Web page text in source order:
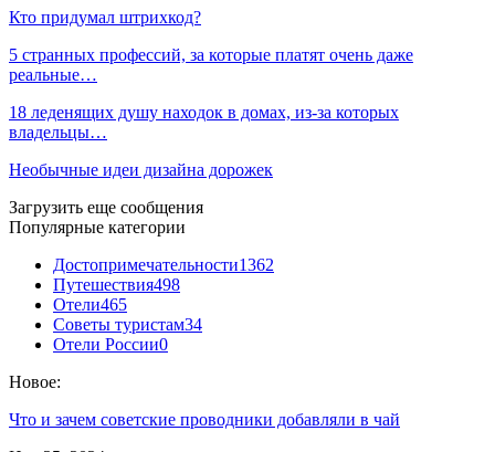
Кто придумал штрихкод?
5 странных профессий, за которые платят очень даже
реальные…
18 леденящих душу находок в домах, из-за которых
владельцы…
Необычные идеи дизайна дорожек
Загрузить еще сообщения
Популярные категории
Достопримечательности1362
Путешествия498
Отели465
Советы туристам34
Отели России0
Новое:
Что и зачем советские проводники добавляли в чай